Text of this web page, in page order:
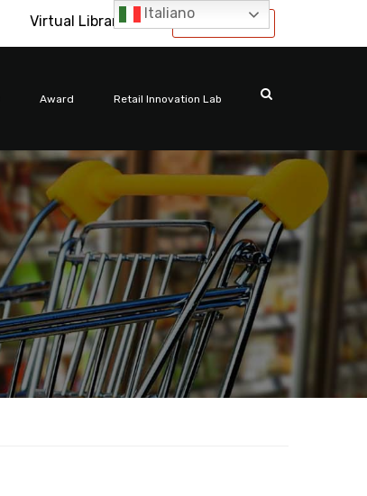
International
Virtual Library
Award Retail Innovation Lab
Italiano